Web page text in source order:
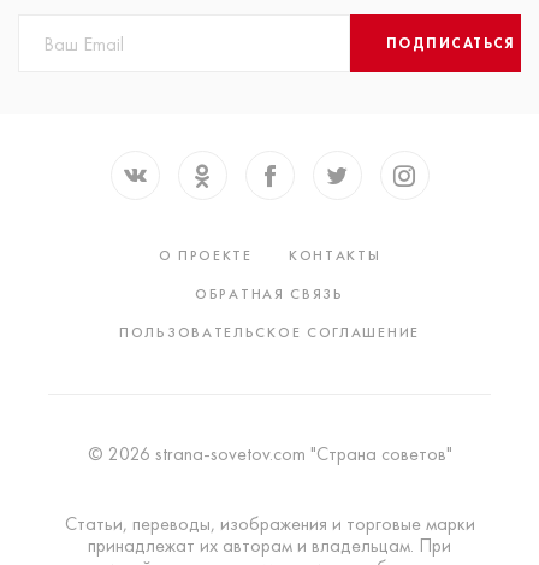
ПОДПИСАТЬСЯ
О ПРОЕКТЕ
КОНТАКТЫ
ОБРАТНАЯ СВЯЗЬ
ПОЛЬЗОВАТЕЛЬСКОЕ СОГЛАШЕНИЕ
© 2026 strana-sovetov.com "Страна советов"
Статьи, переводы, изображения и торговые марки
принадлежат их авторам и владельцам. При